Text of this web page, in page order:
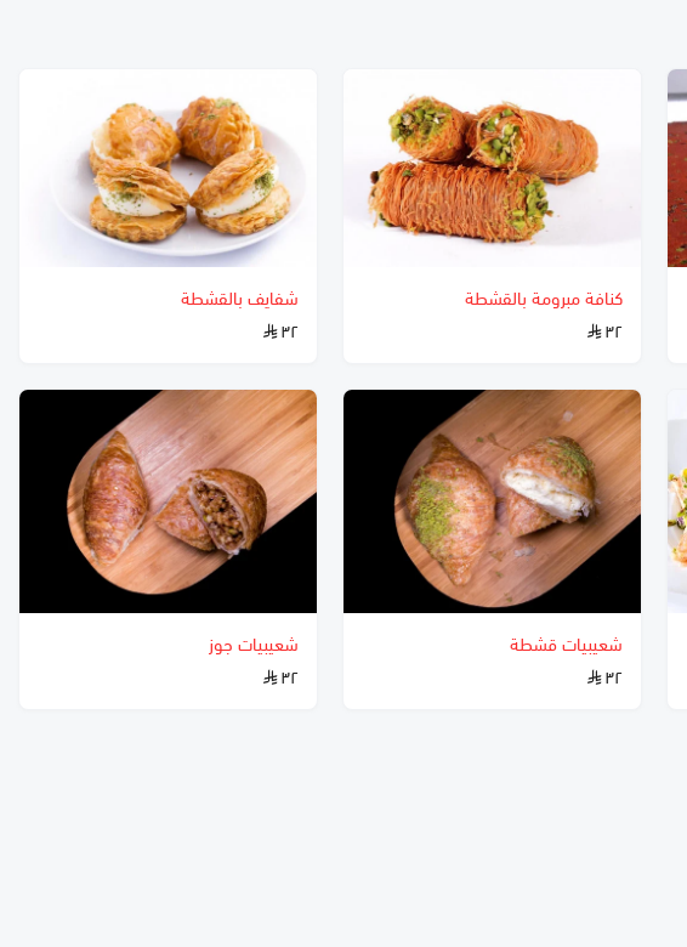
كنافة مبرومة بالقشطة
٣٢
شفايف بالقشطة
٣٢
شعيبيات قشطة
٣٢
شعيبيات جوز
٣٢